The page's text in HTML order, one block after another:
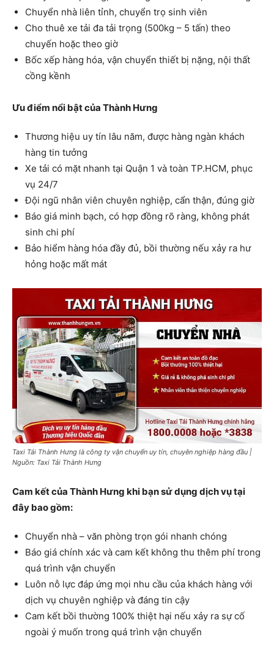
Chuyển nhà liên tỉnh, chuyển trọ sinh viên
Cho thuê xe tải đa tải trọng (500kg – 5 tấn) theo
chuyến hoặc theo giờ
Bốc xếp hàng hóa, vận chuyển thiết bị nặng, nội thất
cồng kềnh
Ưu điểm nổi bật của Thành Hưng
Thương hiệu uy tín lâu năm, được hàng ngàn khách
hàng tin tưởng
Xe tải có mặt nhanh tại Quận 1 và toàn TP.HCM, phục
vụ 24/7
Đội ngũ nhân viên chuyên nghiệp, cẩn thận, đúng giờ
Báo giá minh bạch, có hợp đồng rõ ràng, không phát
sinh chi phí
Bảo hiểm hàng hóa đầy đủ, bồi thường nếu xảy ra hư
hỏng hoặc mất mát
Taxi Tải Thành Hưng là công ty vận chuyển uy tín, chuyên nghiệp hàng đầu |
Nguồn: Taxi Tải Thành Hưng
Cam kết của Thành Hưng khi bạn sử dụng dịch vụ tại
đây bao gồm:
Chuyển nhà – văn phòng trọn gói nhanh chóng
Báo giá chính xác và cam kết không thu thêm phí trong
quá trình vận chuyển
Luôn nỗ lực đáp ứng mọi nhu cầu của khách hàng với
dịch vụ chuyên nghiệp và đáng tin cậy
Cam kết bồi thường 100% thiệt hại nếu xảy ra sự cố
ngoài ý muốn trong quá trình vận chuyển